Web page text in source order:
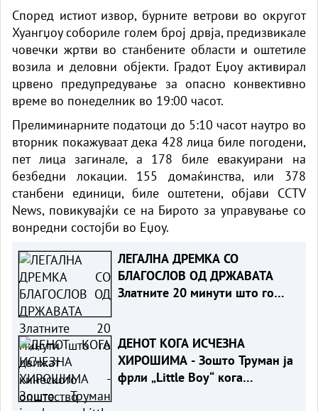
Според истиот извор, бурните ветрови во округот
Хуангџоу собориле голем број дрвја, предизвикале
човечки жртви во станбените области и оштетиле
возила и деловни објекти. Градот Еџоу активирал
црвено предупредување за опасно конвективно
време во понеделник во 19:00 часот.
Прелиминарните податоци до 5:10 часот наутро во
вторник покажуваат дека 428 лица биле погодени,
пет лица загинале, а 178 биле евакуирани на
безбедни локации. 155 домаќинства, или 378
станбени единици, биле оштетени, објави CCTV
News, повикувајќи се на Бирото за управување со
вонредни состојби во Еџоу.
ЛЕГАЛНА ДРЕМКА СО
БЛАГОСЛОВ ОД ДРЖАВАТА
Златните 20 минути што го
ДЕНОТ КОГА ИСЧЕЗНА
ХИРОШИМА - Зошто Труман ја
фрли „Little Boy“ кога